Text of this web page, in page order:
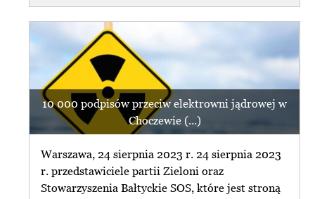
10 000 podpisów przeciw elektrowni jądrowej w
Choczewie (...)
Warszawa, 24 sierpnia 2023 r. 24 sierpnia 2023
r. przedstawiciele partii Zieloni oraz
Stowarzyszenia Bałtyckie SOS, które jest stroną